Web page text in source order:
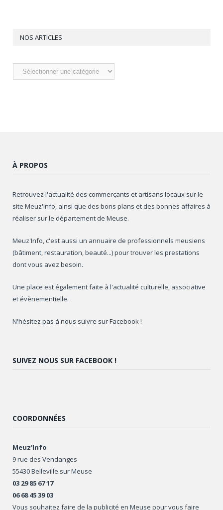
NOS ARTICLES
Nos
articles
À PROPOS
Retrouvez l'actualité des commerçants et artisans locaux sur le
site Meuz'Info, ainsi que des bons plans et des bonnes affaires à
réaliser sur le département de Meuse.
Meuz'Info, c'est aussi un annuaire de professionnels meusiens
(bâtiment, restauration, beauté...) pour trouver les prestations
dont vous avez besoin.
Une place est également faite à l'actualité culturelle, associative
et évènementielle.
N'hésitez pas à nous suivre sur Facebook !
SUIVEZ NOUS SUR FACEBOOK !
COORDONNÉES
Meuz'Info
9 rue des Vendanges
55430 Belleville sur Meuse
03 29 85 67 17
06 68 45 39 03
Vous souhaitez faire de la publicité en Meuse pour vous faire